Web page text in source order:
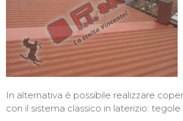
In alternativa è possibile realizzare
con il sistema classico in laterizio: tegole